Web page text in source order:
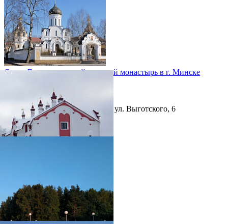
Свято-Елисаветинский женский монастырь в г. Минске
дата основания:
Республика Беларусь, г.Минск, ул. Выготского, 6
фотогалерея